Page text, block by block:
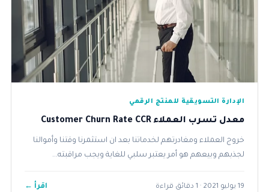
الإدارة التسويقية للمنتج الرقمي
معدل تسرب العملاء Customer Churn Rate CCR
خروج العملاء ومغادرتهم لخدماتنا بعد ان استثمرنا وقتنا وأموالنا
لجذبهم وبيعهم هو أمر يعتبر سلبي للغاية ويجب مراقبته...
19 يوليو 2021 · 1 دقائق قراءة اقرأ ←